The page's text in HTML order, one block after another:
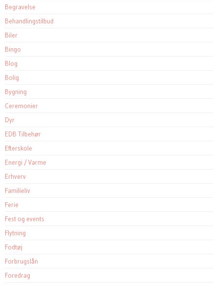
Begravelse
Behandlingstilbud
Biler
Bingo
Blog
Bolig
Bygning
Ceremonier
Dyr
EDB Tilbehør
Efterskole
Energi / Varme
Erhverv
Familieliv
Ferie
Fest og events
Flytning
Fodtøj
Forbrugslån
Foredrag